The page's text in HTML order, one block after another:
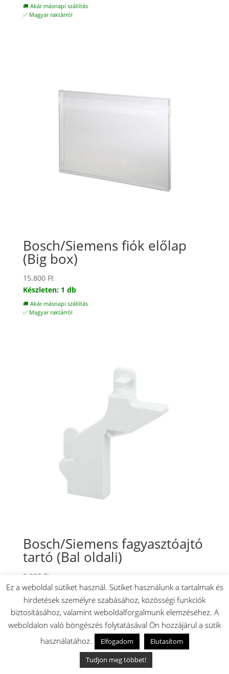
🚚 Akár másnapi szállítás
✅ Magyar raktárról
Bosch/Siemens fiók előlap
(Big box)
15.800 Ft
Készleten: 1 db
🚚 Akár másnapi szállítás
✅ Magyar raktárról
Bosch/Siemens fagyasztóajtó
tartó (Bal oldali)
2.900 Ft
Készleten: 3 db
🚚 Akár másnapi szállítás
✅ Magyar raktárról
Webshop használati utasítás (videó):
Ez a weboldal sütiket használ. Sütiket használunk a tartalmak és
hirdetések személyre szabásához, közösségi funkciók
biztosításához, valamint weboldalforgalmunk elemzéséhez. A
weboldalon való böngészés folytatásával Ön hozzájárul a sütik
használatához.
Elfogadom
Elutasítom
Tudjon meg többet!